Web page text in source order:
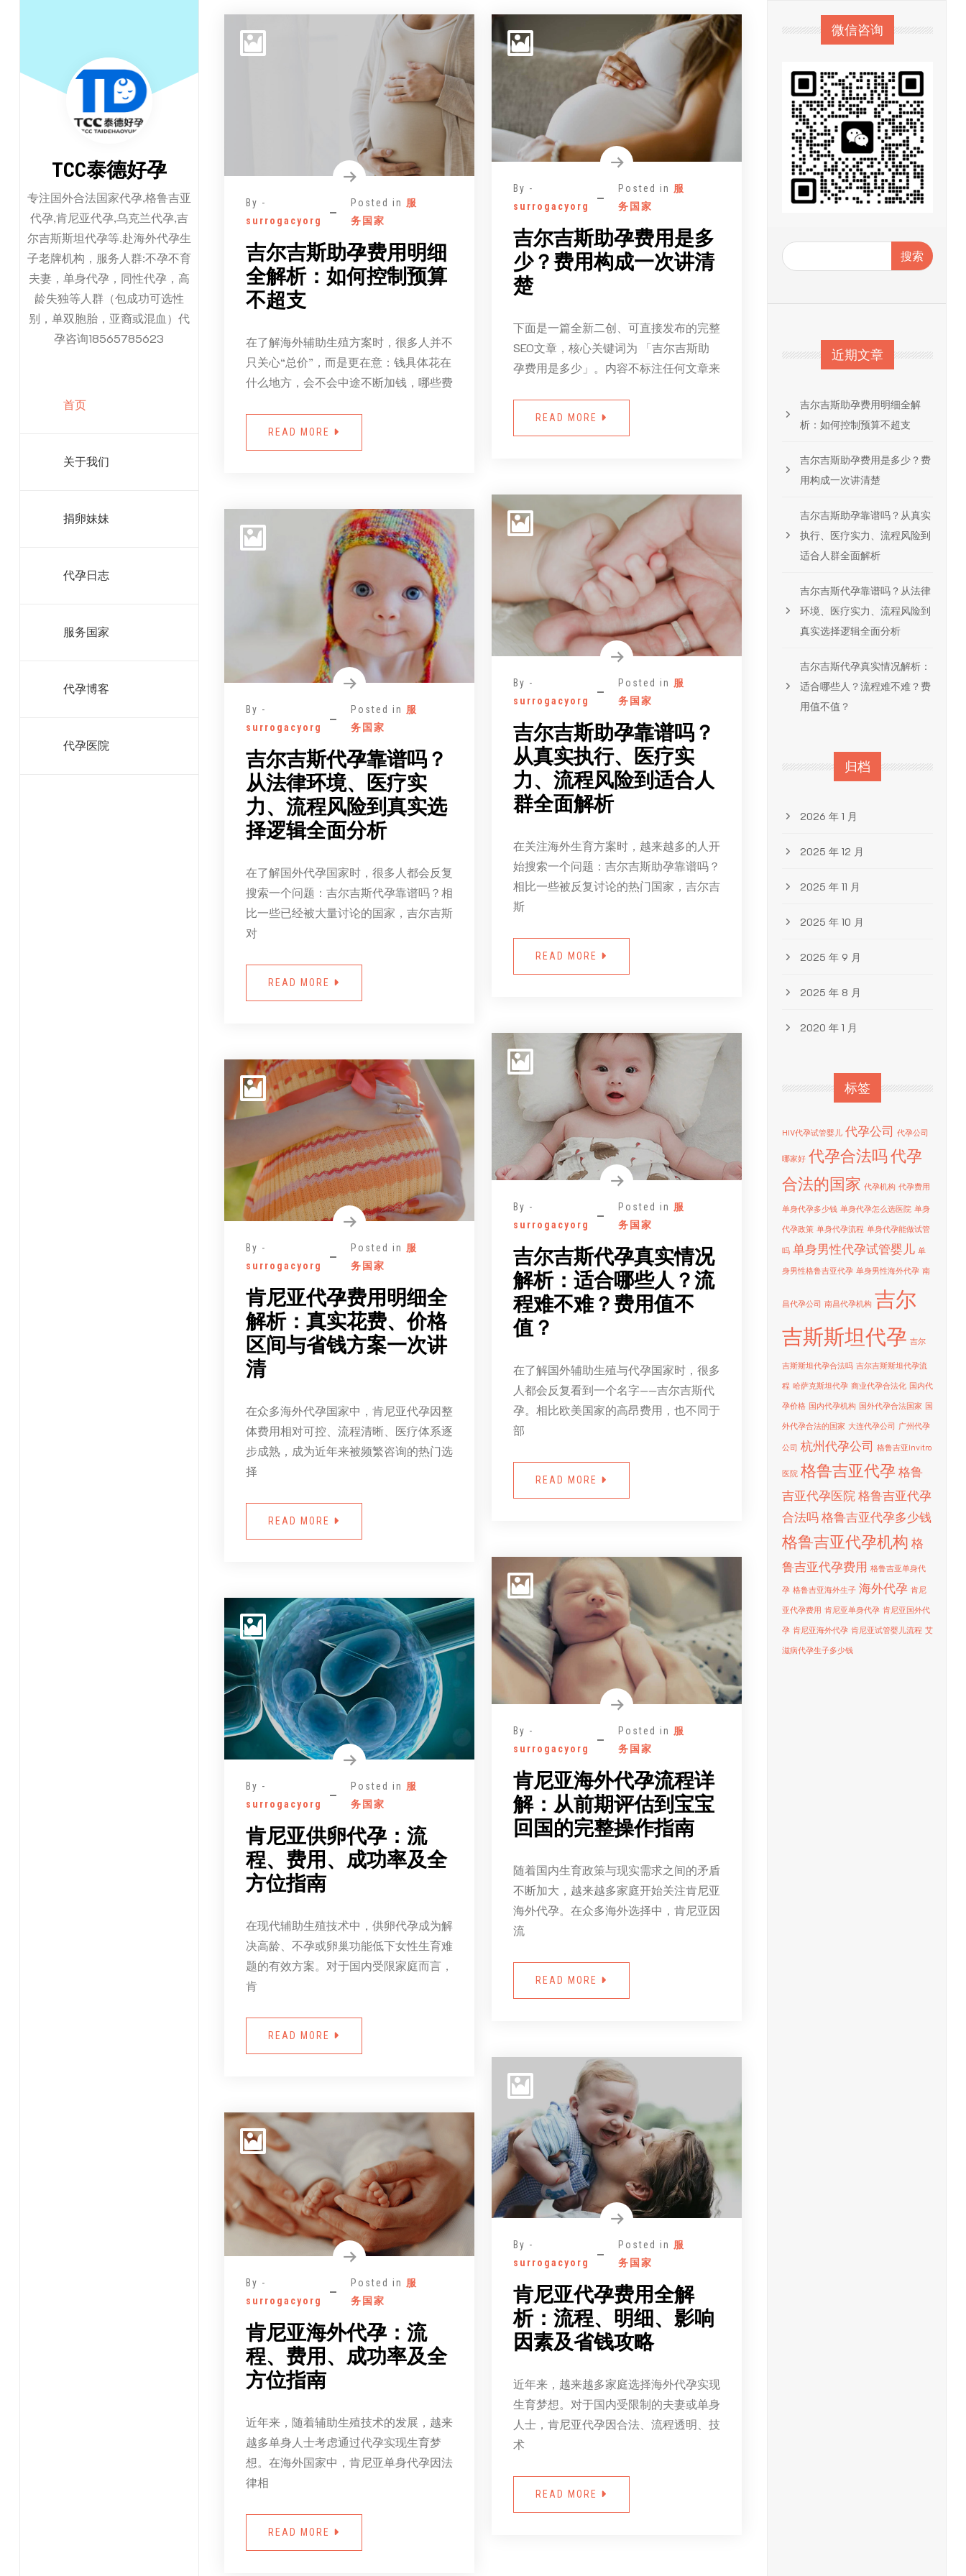
TCC泰德好孕
专注国外合法国家代孕,格鲁吉亚
代孕,肯尼亚代孕,乌克兰代孕,吉
尔吉斯斯坦代孕等.赴海外代孕生
子老牌机构，服务人群:不孕不育
夫妻，单身代孕，同性代孕，高
龄失独等人群（包成功可选性
别，单双胞胎，亚裔或混血）代
孕咨询18565785623
首页
关于我们
捐卵妹妹
代孕日志
服务国家
代孕博客
代孕医院
By -
surrogacyorg
Posted in 服
务国家
吉尔吉斯助孕费用明细
全解析：如何控制预算
不超支
在了解海外辅助生殖方案时，很多人并不
只关心“总价”，而是更在意：钱具体花在
什么地方，会不会中途不断加钱，哪些费
READ MORE
By -
surrogacyorg
Posted in 服
务国家
吉尔吉斯助孕费用是多
少？费用构成一次讲清
楚
下面是一篇全新二创、可直接发布的完整
SEO文章，核心关键词为 「吉尔吉斯助
孕费用是多少」。内容不标注任何文章来
READ MORE
By -
surrogacyorg
Posted in 服
务国家
吉尔吉斯助孕靠谱吗？
从真实执行、医疗实
力、流程风险到适合人
群全面解析
在关注海外生育方案时，越来越多的人开
始搜索一个问题：吉尔吉斯助孕靠谱吗？
相比一些被反复讨论的热门国家，吉尔吉
斯
READ MORE
By -
surrogacyorg
Posted in 服
务国家
吉尔吉斯代孕靠谱吗？
从法律环境、医疗实
力、流程风险到真实选
择逻辑全面分析
在了解国外代孕国家时，很多人都会反复
搜索一个问题：吉尔吉斯代孕靠谱吗？相
比一些已经被大量讨论的国家，吉尔吉斯
对
READ MORE
By -
surrogacyorg
Posted in 服
务国家
吉尔吉斯代孕真实情况
解析：适合哪些人？流
程难不难？费用值不
值？
在了解国外辅助生殖与代孕国家时，很多
人都会反复看到一个名字——吉尔吉斯代
孕。相比欧美国家的高昂费用，也不同于
部
READ MORE
By -
surrogacyorg
Posted in 服
务国家
肯尼亚代孕费用明细全
解析：真实花费、价格
区间与省钱方案一次讲
清
在众多海外代孕国家中，肯尼亚代孕因整
体费用相对可控、流程清晰、医疗体系逐
步成熟，成为近年来被频繁咨询的热门选
择
READ MORE
By -
surrogacyorg
Posted in 服
务国家
肯尼亚海外代孕流程详
解：从前期评估到宝宝
回国的完整操作指南
随着国内生育政策与现实需求之间的矛盾
不断加大，越来越多家庭开始关注肯尼亚
海外代孕。在众多海外选择中，肯尼亚因
流
READ MORE
By -
surrogacyorg
Posted in 服
务国家
肯尼亚供卵代孕：流
程、费用、成功率及全
方位指南
在现代辅助生殖技术中，供卵代孕成为解
决高龄、不孕或卵巢功能低下女性生育难
题的有效方案。对于国内受限家庭而言，
肯
READ MORE
By -
surrogacyorg
Posted in 服
务国家
肯尼亚代孕费用全解
析：流程、明细、影响
因素及省钱攻略
近年来，越来越多家庭选择海外代孕实现
生育梦想。对于国内受限制的夫妻或单身
人士，肯尼亚代孕因合法、流程透明、技
术
READ MORE
By -
surrogacyorg
Posted in 服
务国家
肯尼亚海外代孕：流
程、费用、成功率及全
方位指南
近年来，随着辅助生殖技术的发展，越来
越多单身人士考虑通过代孕实现生育梦
想。在海外国家中，肯尼亚单身代孕因法
律相
READ MORE
微信咨询
搜索
近期文章
吉尔吉斯助孕费用明细全解
析：如何控制预算不超支
吉尔吉斯助孕费用是多少？费
用构成一次讲清楚
吉尔吉斯助孕靠谱吗？从真实
执行、医疗实力、流程风险到
适合人群全面解析
吉尔吉斯代孕靠谱吗？从法律
环境、医疗实力、流程风险到
真实选择逻辑全面分析
吉尔吉斯代孕真实情况解析：
适合哪些人？流程难不难？费
用值不值？
归档
2026 年 1 月
2025 年 12 月
2025 年 11 月
2025 年 10 月
2025 年 9 月
2025 年 8 月
2020 年 1 月
标签
HIV代孕试管婴儿 代孕公司 代孕公司
哪家好 代孕合法吗代孕
合法的国家 代孕机构 代孕费用
单身代孕多少钱 单身代孕怎么选医院 单身
代孕政策 单身代孕流程 单身代孕能做试管
吗 单身男性代孕试管婴儿 单
身男性格鲁吉亚代孕 单身男性海外代孕 南
昌代孕公司 南昌代孕机构 吉尔
吉斯斯坦代孕 吉尔
吉斯斯坦代孕合法吗 吉尔吉斯斯坦代孕流
程 哈萨克斯坦代孕 商业代孕合法化 国内代
孕价格 国内代孕机构 国外代孕合法国家 国
外代孕合法的国家 大连代孕公司 广州代孕
公司 杭州代孕公司 格鲁吉亚Invitro
医院 格鲁吉亚代孕 格鲁
吉亚代孕医院 格鲁吉亚代孕
合法吗格鲁吉亚代孕多少钱
格鲁吉亚代孕机构 格
鲁吉亚代孕费用 格鲁吉亚单身代
孕 格鲁吉亚海外生子 海外代孕 肯尼
亚代孕费用 肯尼亚单身代孕 肯尼亚国外代
孕 肯尼亚海外代孕 肯尼亚试管婴儿流程 艾
滋病代孕生子多少钱